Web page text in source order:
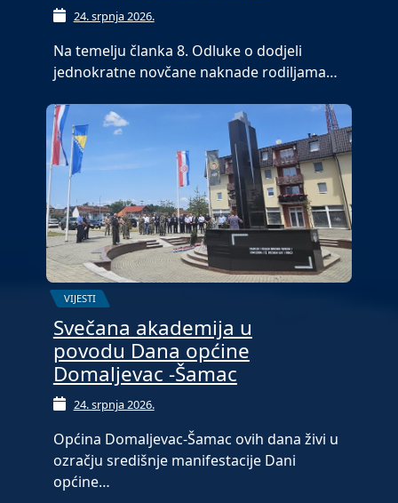
24. srpnja 2026.
Na temelju članka 8. Odluke o dodjeli
jednokratne novčane naknade rodiljama…
VIJESTI
Svečana akademija u
povodu Dana općine
Domaljevac -Šamac
24. srpnja 2026.
Općina Domaljevac-Šamac ovih dana živi u
ozračju središnje manifestacije Dani
općine…